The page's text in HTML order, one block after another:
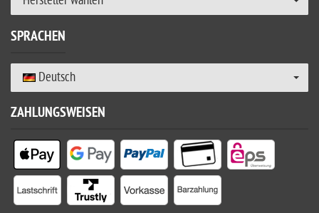
SPRACHEN
Deutsch
ZAHLUNGSWEISEN